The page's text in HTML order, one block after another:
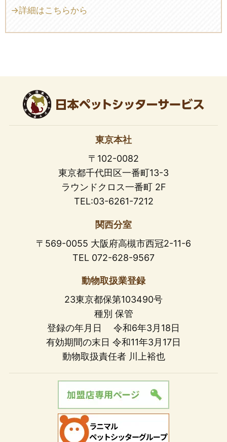
→詳細はこちらから
東京本社
〒102-0082
東京都千代田区一番町13-3
ラウンドクロス一番町 2F
TEL:03-6261-7212
関西分室
〒569-0055 大阪府高槻市西冠2-11-6
TEL 072-628-9567
動物取扱業登録
23東京都保第103490号
種別 保管
登録の年月日 令和6年3月18日
有効期間の末日 令和11年3月17日
動物取扱責任者 川上裕也